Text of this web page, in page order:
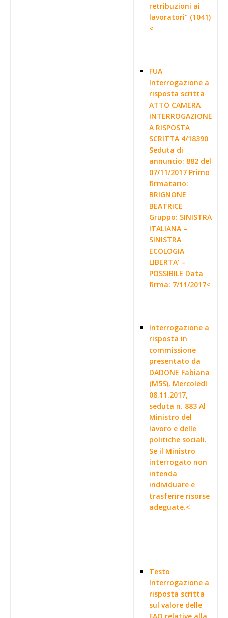
retribuzioni ai
lavoratori” (1041)
<
FUA
Interrogazione a
risposta scritta
ATTO CAMERA
INTERROGAZIONE
A RISPOSTA
SCRITTA 4/18390
Seduta di
annuncio: 882 del
07/11/2017 Primo
firmatario:
BRIGNONE
BEATRICE
Gruppo: SINISTRA
ITALIANA –
SINISTRA
ECOLOGIA
LIBERTA’ –
POSSIBILE Data
firma: 7/11/2017<
Interrogazione a
risposta in
commissione
presentato da
DADONE Fabiana
(M5S), Mercoledì
08.11.2017,
seduta n. 883 Al
Ministro del
lavoro e delle
politiche sociali.
Se il Ministro
interrogato non
intenda
individuare e
trasferire risorse
adeguate.<
Testo
Interrogazione a
risposta scritta
sul valore delle